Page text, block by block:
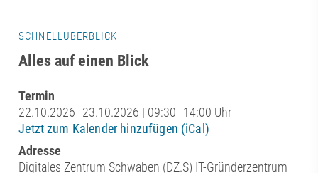
SCHNELLÜBERBLICK
Alles auf einen Blick
Termin
22.10.2026–23.10.2026 | 09:30–14:00 Uhr
Jetzt zum Kalender hinzufügen (iCal)
Adresse
Digitales Zentrum Schwaben (DZ.S) IT-Gründerzentrum